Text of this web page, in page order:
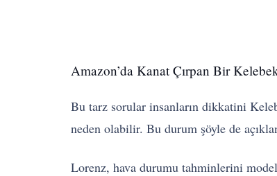
Amazon’da Kanat Çırpan Bir
Bu tarz sorular insanların dikkatini
neden olabilir. Bu durum şöyle de
Lorenz, hava durumu tahminlerini